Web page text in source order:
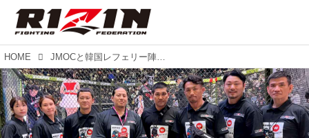
HOME JMOCと韓国レフェリー陣との審判交流が実現。韓国メディアも高評価／RIZIN LANDMARK 12 in KOBE